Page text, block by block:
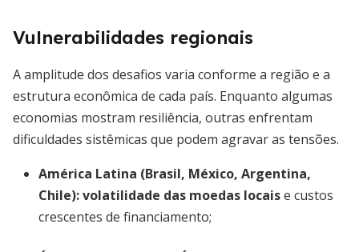
Vulnerabilidades regionais
A amplitude dos desafios varia conforme a região e a
estrutura econômica de cada país. Enquanto algumas
economias mostram resiliência, outras enfrentam
dificuldades sistêmicas que podem agravar as tensões.
América Latina (Brasil, México, Argentina,
Chile):volatilidade das moedas locaise custos
crescentes de financiamento;